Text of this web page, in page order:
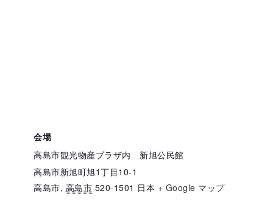
会場
高島市観光物産プラザ内 新旭公民館
高島市新旭町旭1丁目10-1
高島市, 高島市 520-1501 日本 + Google マップ